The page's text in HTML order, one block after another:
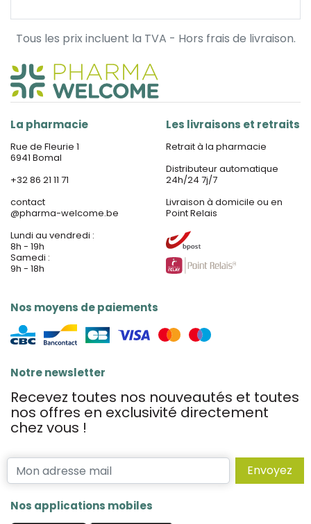
Tous les prix incluent la TVA - Hors frais de livraison.
La pharmacie
Rue de Fleurie 1
6941 Bomal
+32 86 21 11 71
contact
@pharma-welcome.be
Lundi au vendredi :
8h - 19h
Samedi :
9h - 18h
Nos moyens de paiements
Les livraisons et retraits
Retrait à la pharmacie
Distributeur automatique
24h/24 7j/7
Livraison à domicile ou en
Point Relais
Notre newsletter
Recevez toutes nos nouveautés et toutes
nos offres en exclusivité directement
chez vous !
Envoyez
Nos applications mobiles